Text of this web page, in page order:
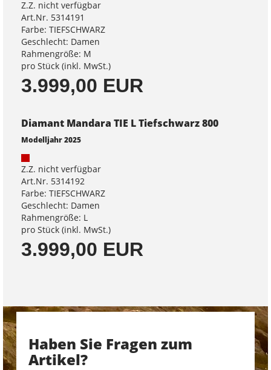
Z.Z. nicht verfügbar
Art.Nr. 5314191
Farbe: TIEFSCHWARZ
Geschlecht: Damen
Rahmengröße: M
pro Stück (inkl. MwSt.)
3.999,00 EUR
Diamant Mandara TIE L Tiefschwarz 800
Modelljahr 2025
Z.Z. nicht verfügbar
Art.Nr. 5314192
Farbe: TIEFSCHWARZ
Geschlecht: Damen
Rahmengröße: L
pro Stück (inkl. MwSt.)
3.999,00 EUR
Haben Sie Fragen zum
Artikel?